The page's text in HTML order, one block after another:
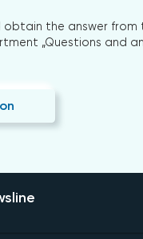
obtain the answer
„Questions and